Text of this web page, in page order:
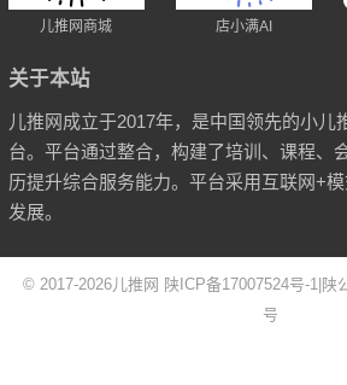
儿推网商城 店小满AI
关于本站
儿推网成立于2017年，是中国领先的小儿
台。平台通过整合，构建了培训、课程、
历提升综合服务能力。平台采用互联网+
发展。
© 2017-2026儿推网 陕ICP备17007524号-1 |陕
号